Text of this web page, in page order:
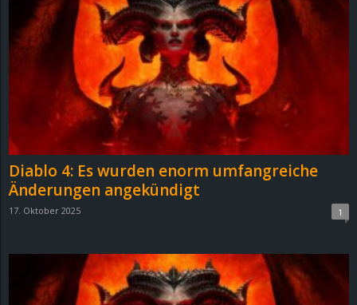
Diablo 4: Es wurden enorm umfangreiche
Änderungen angekündigt
17. Oktober 2025 1